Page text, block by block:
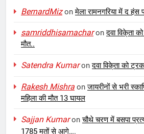
BernardMizonमेला रामनगरिया में द हंस
samriddhisamacharonदवा विके्ता
मौत..
Satendra Kumaronदवा विके्ता को
Rakesh Mishra onजायरीनों से भरी
महिला की मौत 13 घायल
Sajjan Kumaronचौथे चरण में बसपा
1785 मतों से आगे….